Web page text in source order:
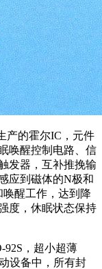
产的霍尔IC，元件
唤醒控制电路、信
发器，互补推挽输
应到磁体的N极和
唤醒工作，达到降
度，休眠状态保持
92S，超小超薄
设备中，所有封